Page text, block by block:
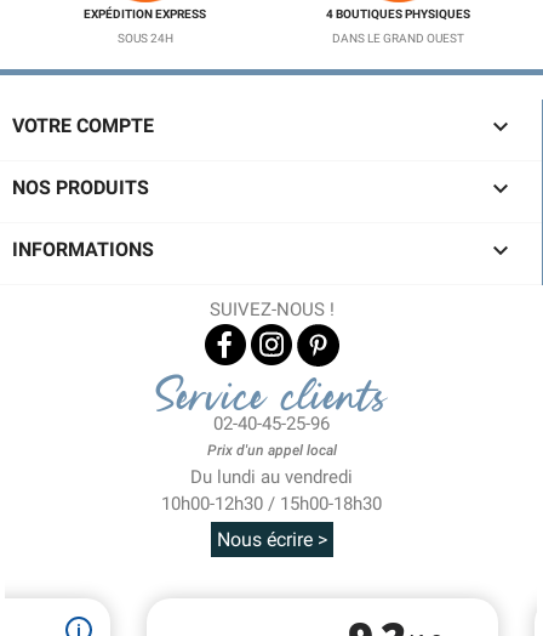
EXPÉDITION EXPRESS
SOUS 24H
4 BOUTIQUES PHYSIQUES
DANS LE GRAND OUEST
VOTRE COMPTE 
NOS PRODUITS 
INFORMATIONS 
SUIVEZ-NOUS !
Service clients
02-40-45-25-96
Prix d'un appel local
Du lundi au vendredi
10h00-12h30 / 15h00-18h30
Nous écrire >